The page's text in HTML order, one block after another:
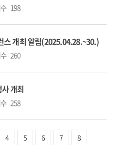
198
스 개최 알림(2025.04.28.~30.)
260
개최
258
4 5 6 7
8